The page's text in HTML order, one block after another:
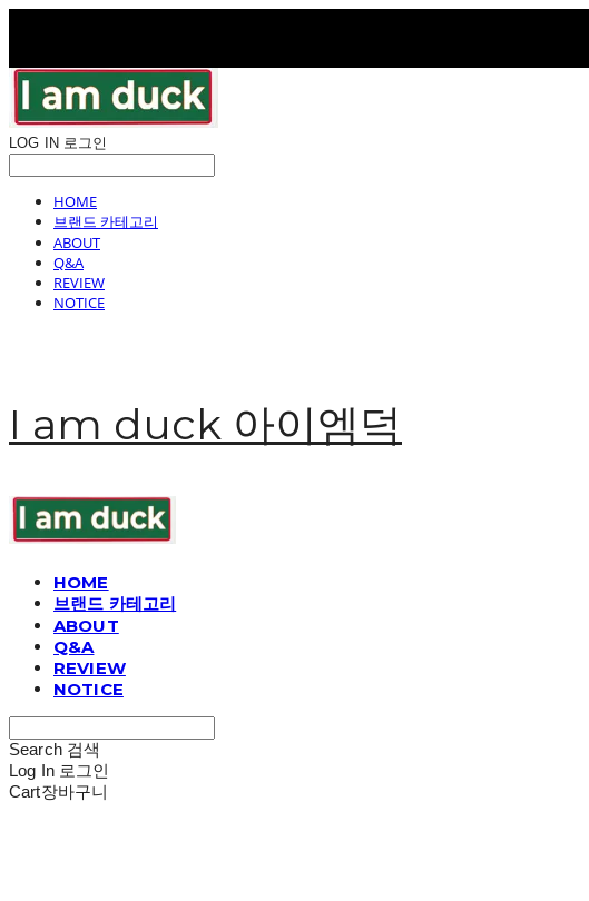
LOG IN 로그인
HOME
브랜드 카테고리
ABOUT
Q&A
REVIEW
NOTICE
I am duck 아이엠덕
HOME
브랜드 카테고리
ABOUT
Q&A
REVIEW
NOTICE
Search 검색
Log In 로그인
Cart장바구니